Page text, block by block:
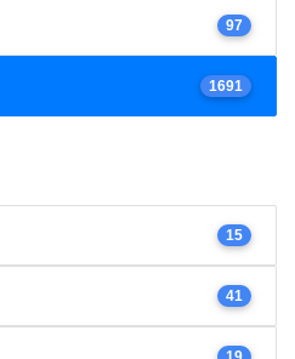
97
1691
15
41